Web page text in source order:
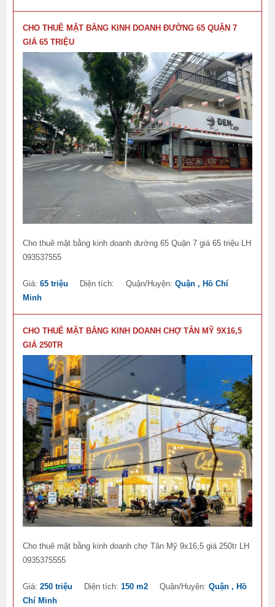
CHO THUÊ MẶT BẰNG KINH DOANH ĐƯỜNG 65 QUẬN 7
GIÁ 65 TRIỆU
Cho thuê mặt bằng kinh doanh đường 65 Quận 7 giá 65 triệu LH
093537555
Giá:65 triệu Diện tích: Quận/Huyện:Quận , Hồ Chí
Minh
CHO THUÊ MẶT BẰNG KINH DOANH CHỢ TÂN MỸ 9X16,5
GIÁ 250TR
Cho thuê mặt bằng kinh doanh chợ Tân Mỹ 9x16,5 giá 250tr LH
0935375555
Giá:250 triệu Diện tích:150 m2 Quận/Huyện:Quận , Hồ
Chí Minh